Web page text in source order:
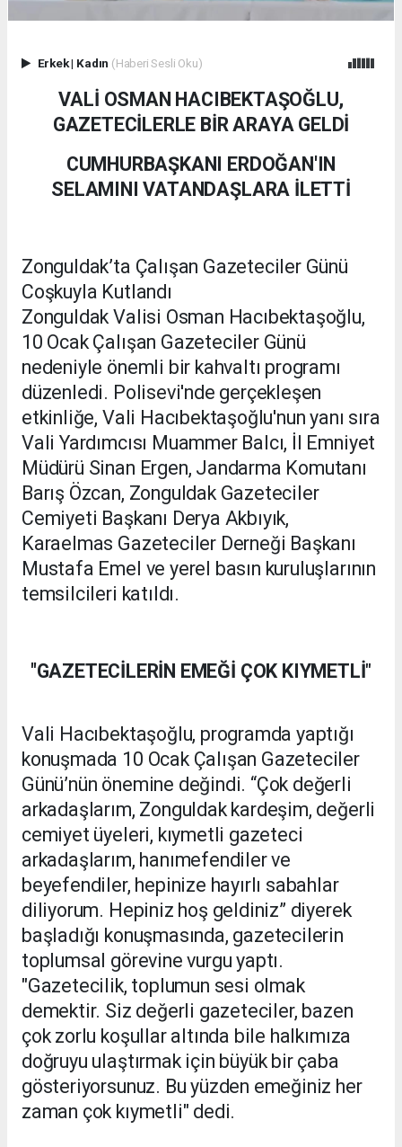
Erkek| Kadın (Haberi Sesli Oku)
VALİ OSMAN HACIBEKTAŞOĞLU,
GAZETECİLERLE BİR ARAYA GELDİ
CUMHURBAŞKANI ERDOĞAN'IN
SELAMINI VATANDAŞLARA İLETTİ
Zonguldak’ta Çalışan Gazeteciler Günü
Coşkuyla Kutlandı
Zonguldak Valisi Osman Hacıbektaşoğlu,
10 Ocak Çalışan Gazeteciler Günü
nedeniyle önemli bir kahvaltı programı
düzenledi. Polisevi'nde gerçekleşen
etkinliğe, Vali Hacıbektaşoğlu'nun yanı sıra
Vali Yardımcısı Muammer Balcı, İl Emniyet
Müdürü Sinan Ergen, Jandarma Komutanı
Barış Özcan, Zonguldak Gazeteciler
Cemiyeti Başkanı Derya Akbıyık,
Karaelmas Gazeteciler Derneği Başkanı
Mustafa Emel ve yerel basın kuruluşlarının
temsilcileri katıldı.
"GAZETECİLERİN EMEĞİ ÇOK KIYMETLİ"
Vali Hacıbektaşoğlu, programda yaptığı
konuşmada 10 Ocak Çalışan Gazeteciler
Günü’nün önemine değindi. “Çok değerli
arkadaşlarım, Zonguldak kardeşim, değerli
cemiyet üyeleri, kıymetli gazeteci
arkadaşlarım, hanımefendiler ve
beyefendiler, hepinize hayırlı sabahlar
diliyorum. Hepiniz hoş geldiniz” diyerek
başladığı konuşmasında, gazetecilerin
toplumsal görevine vurgu yaptı.
"Gazetecilik, toplumun sesi olmak
demektir. Siz değerli gazeteciler, bazen
çok zorlu koşullar altında bile halkımıza
doğruyu ulaştırmak için büyük bir çaba
gösteriyorsunuz. Bu yüzden emeğiniz her
zaman çok kıymetli" dedi.